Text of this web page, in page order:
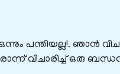
പന്തിയല്ല!. ഞാൻ
വിചാരിച്ച് ഒരു